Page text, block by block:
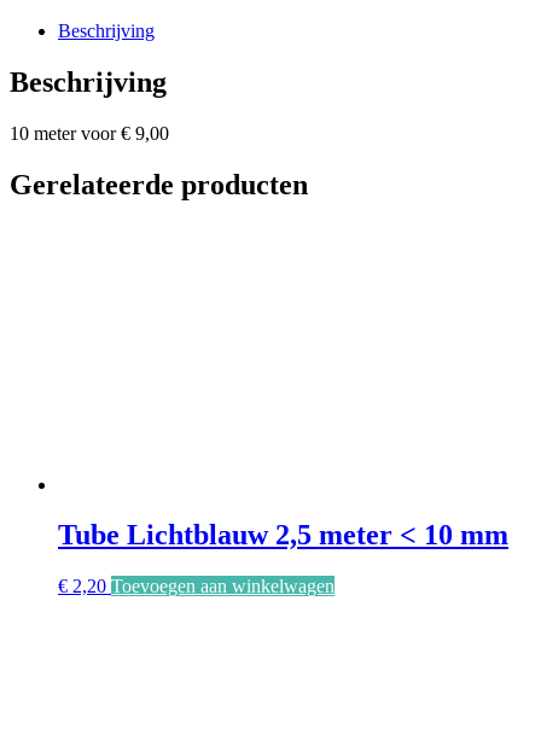
Beschrijving
Beschrijving
10 meter voor € 9,00
Gerelateerde producten
Tube Lichtblauw 2,5 meter < 10 mm
€ 2,20 Toevoegen aan winkelwagen